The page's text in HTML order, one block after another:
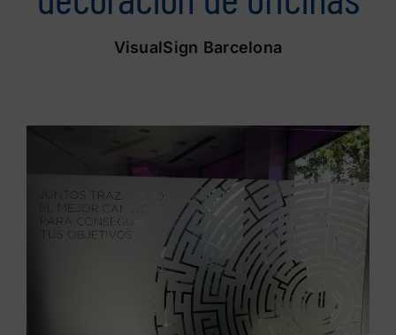
VisualSign Barcelona